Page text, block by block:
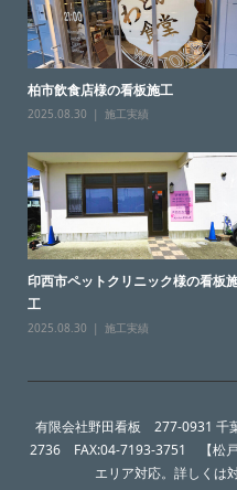
柏市飲食店様の看板施工
2025.08.30 施工実績
印西市ペットクリニック様の看板
工
2025.08.30 施工実績
有限会社野田看板 277-0931 千
2736 FAX:04-7193-3751 【松戸
エリア対応。詳しくは